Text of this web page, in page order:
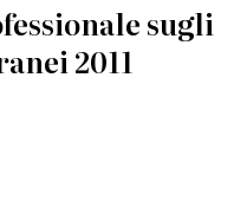
sugli
2011